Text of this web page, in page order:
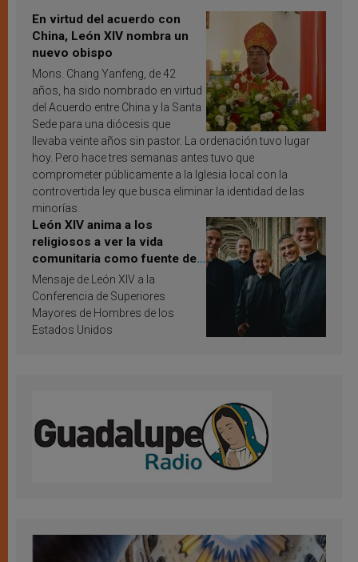
En virtud del acuerdo con
China, León XIV nombra un
nuevo obispo
Mons. Chang Yanfeng, de 42
años, ha sido nombrado en virtud
del Acuerdo entre China y la Santa
Sede para una diócesis que
llevaba veinte años sin pastor. La ordenación tuvo lugar
hoy. Pero hace tres semanas antes tuvo que
comprometer públicamente a la Iglesia local con la
controvertida ley que busca eliminar la identidad de las
minorías.
León XIV anima a los
religiosos a ver la vida
comunitaria como fuente de
inspiración y santificación
Mensaje de León XIV a la
Conferencia de Superiores
Mayores de Hombres de los
Estados Unidos